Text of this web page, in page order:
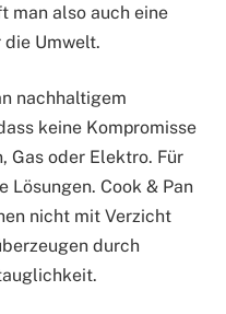
man also auch eine
Umwelt.
nachhaltigem
keine Kompromisse
Gas oder Elektro. Für
Lösungen. Cook & Pan
nicht mit Verzicht
durch